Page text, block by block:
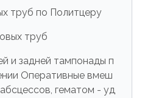
труб по Политцеру
труб
и задней тампонады п
Оперативные вмеш
гематом - уд